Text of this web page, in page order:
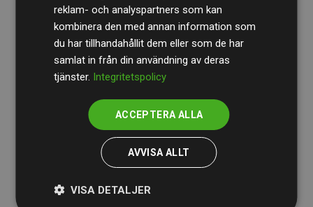
reklam- och analyspartners som kan
kombinera den med annan information som
du har tillhandahållit dem eller som de har
samlat in från din användning av deras
tjänster. Integritetspolicy
ACCEPTERA ALLA
AVVISA ALLT
VISA DETALJER